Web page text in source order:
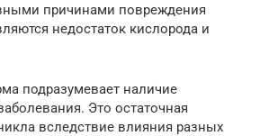
причинами повреждения
недостаток кислорода и
подразумевает наличие
Это остаточная
вследствие влияния разных